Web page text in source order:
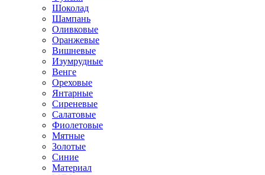
Шоколад
Шампань
Оливковые
Оранжевые
Вишневые
Изумрудные
Венге
Ореховые
Янтарные
Сиреневые
Салатовые
Фиолетовые
Мятные
Золотые
Синие
Материал